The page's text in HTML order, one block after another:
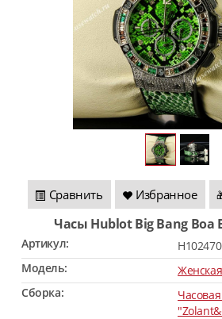
Сравнить Избранное
Часы Hublot Big Bang Boa
Артикул:
H102470
Модель:
Женская
Сборка: